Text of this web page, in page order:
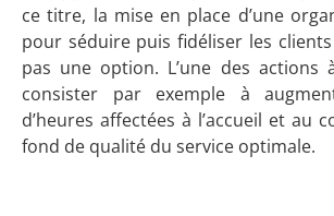
ce titre, la mise en place d’une
pour séduire puis fidéliser les
pas une option. L’une des actions
consister par exemple à
d’heures affectées à l’accueil et au
fond de qualité du service optimale.